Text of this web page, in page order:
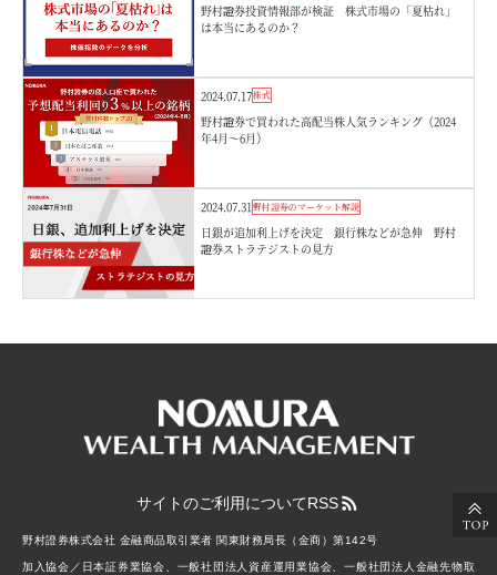
野村證券投資情報部が検証 株式市場の「夏枯れ」
は本当にあるのか？
2024.07.17株式
野村證券で買われた高配当株人気ランキング（2024
年4月～6月）
2024.07.31野村證券のマーケット解説
日銀が追加利上げを決定 銀行株などが急伸 野村
證券ストラテジストの見方
サイトのご利用についてRSS
野村證券株式会社 金融商品取引業者 関東財務局長（金商）第142号
加入協会／日本証券業協会、一般社団法人資産運用業協会、一般社団法人金融先物取